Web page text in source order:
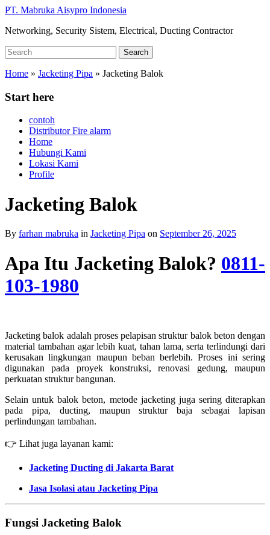
Skip
main
PT. Mabruka Aisypro Indonesia
Networking, Security Sistem, Electrical, Ducting Contractor
Search
for:
Search
Home » Jacketing Pipa » Jacketing Balok
Start here
contoh
Distributor Fire alarm
Home
Hubungi Kami
Lokasi Kami
Profile
Jacketing Balok
By farhan mabruka in Jacketing Pipa on September 26, 2025
Apa Itu Jacketing Balok? 0811-
103-1980
Jacketing balok adalah proses pelapisan struktur balok beton dengan
material tambahan agar lebih kuat, tahan lama, serta terlindungi dari
kerusakan lingkungan maupun beban berlebih. Proses ini sering
digunakan pada proyek konstruksi, renovasi gedung, maupun
perkuatan struktur bangunan.
Selain untuk balok beton, metode jacketing juga sering diterapkan
pada pipa, ducting, maupun struktur baja sebagai lapisan
perlindungan tambahan.
👉 Lihat juga layanan kami:
Jacketing Ducting di Jakarta Barat
Jasa Isolasi atau Jacketing Pipa
Fungsi Jacketing Balok